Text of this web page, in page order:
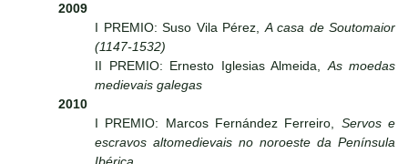
2009
I PREMIO: Suso Vila Pérez,A casa de Soutomaior
(1147-1532)
II PREMIO: Ernesto Iglesias Almeida,As moedas
medievais galegas
2010
I PREMIO: Marcos Fernández Ferreiro, Servos e
escravos altomedievais no noroeste da Península